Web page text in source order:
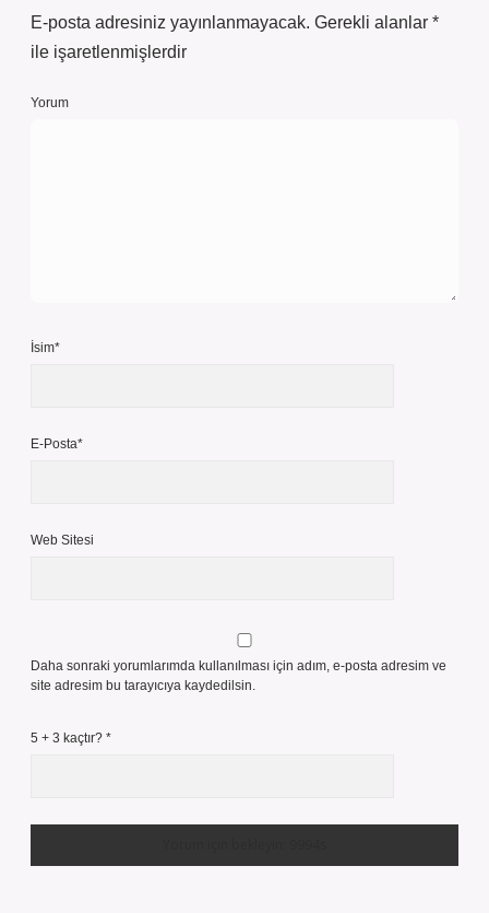
E-posta adresiniz yayınlanmayacak. Gerekli alanlar *
ile işaretlenmişlerdir
Yorum
İsim*
E-Posta*
Web Sitesi
Daha sonraki yorumlarımda kullanılması için adım, e-posta adresim ve
site adresim bu tarayıcıya kaydedilsin.
5 + 3 kaçtır? *